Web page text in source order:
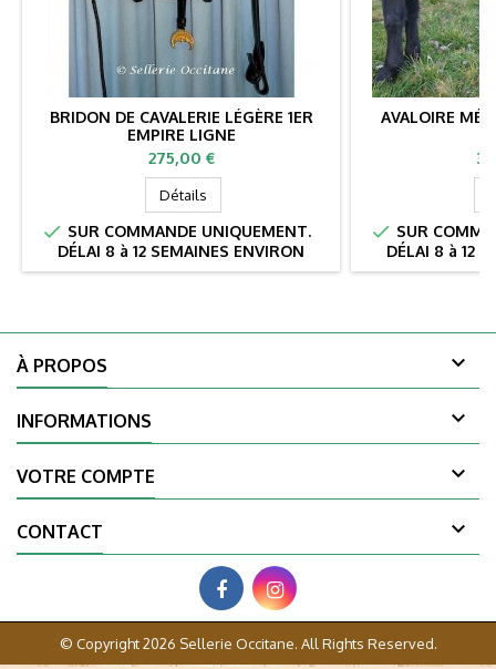
BRIDON DE CAVALERIE LÉGÈRE 1ER
EMPIRE LIGNE
Prix
275,00 €
Détails
 SUR COMMANDE UNIQUEMENT.
DÉLAI 8 à 12 SEMAINES ENVIRON
AVALOIRE
 SUR
DÉLAI 8 à 12
À PROPOS 
INFORMATIONS 
VOTRE COMPTE 
CONTACT 
© Copyright 2026 Sellerie Occitane. All Rights Reserved.